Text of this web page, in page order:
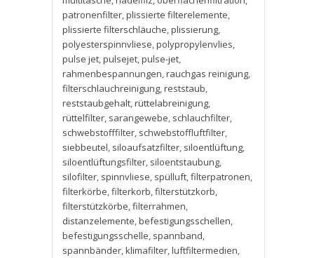
patronenfilter,plissierte filterelemente,
plissierte filterschläuche,plissierung,
polyesterspinnvliese,polypropylenvlies,
pulse jet,pulsejet,pulse-jet,
rahmenbespannungen,rauchgas reinigung,
filterschlauchreinigung,reststaub,
reststaubgehalt,rüttelabreinigung,
rüttelfilter, sarangewebe, schlauchfilter,
schwebstofffilter, schwebstoffluftfilter,
siebbeutel, siloaufsatzfilter, siloentlüftung,
siloentlüftungsfilter, siloentstaubung,
silofilter, spinnvliese, spülluft,filterpatronen,
filterkörbe,filterkorb,filterstützkorb,
filterstützkörbe,filterrahmen,
distanzelemente,befestigungsschellen,
befestigungsschelle, spannband,
spannbänder,klimafilter,luftfiltermedien,